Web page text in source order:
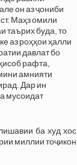
он аз ҷониби
Маҳз омили
таърих буда, то
аз роҳҳои ҳалли
давлат бо
рафта,
амнияти
Дар ин
мусоидат
ба худ хос
миллии тоҷикон